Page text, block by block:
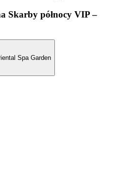
Skarby północy VIP –
Spa Garden